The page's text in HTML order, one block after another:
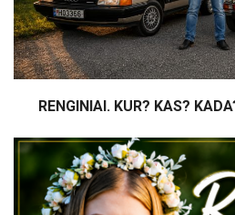
RENGINIAI. KUR? KAS?